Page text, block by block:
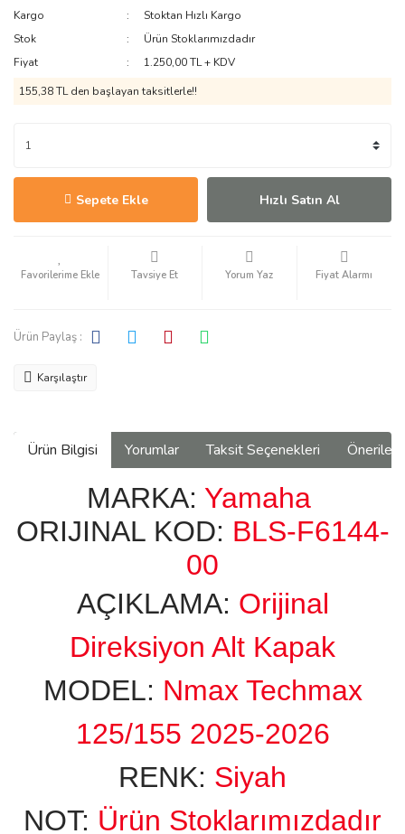
Kargo
Stoktan Hızlı Kargo
Stok
Ürün Stoklarımızdadır
Fiyat
1.250,00 TL + KDV
155,38 TL den başlayan taksitlerle!!
Sepete Ekle Hızlı Satın Al
Tavsiye Et Yorum Yaz Fiyat Alarmı
Ürün Paylaş :
Karşılaştır
Ürün Bilgisi Yorumlar Taksit Seçenekleri
MARKA: Yamaha
ORIJINAL KOD: BLS-F6144-
00
AÇIKLAMA: Orijinal
Direksiyon Alt Kapak
MODEL: Nmax Techmax
125/155 2025-2026
RENK: Siyah
NOT: Ürün Stoklarımızdadır